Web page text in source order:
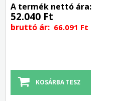
A termék nettó ára:
52.040 Ft
bruttó ár: 66.091 Ft